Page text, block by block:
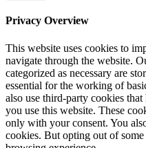
Privacy Overview
This website uses cookies to
navigate through the website.
categorized as necessary are
essential for the working of
also use third-party cookies
you use this website. These
only with your consent. You
cookies. But opting out of